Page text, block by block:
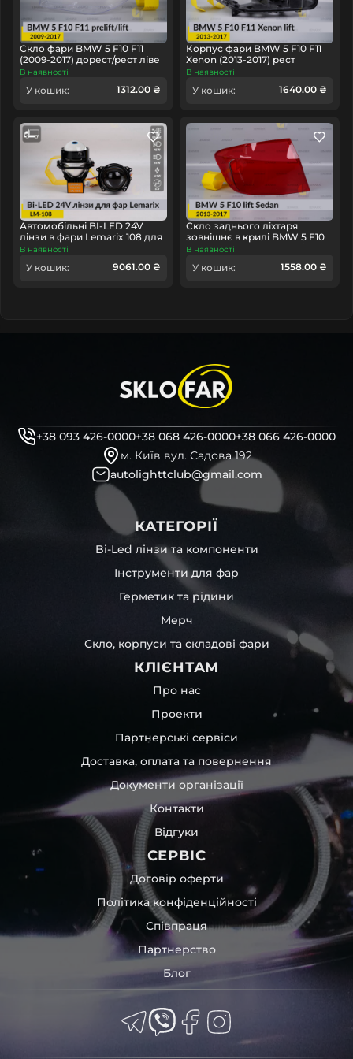
некоректної роботи, радимо купить світловод (кільце
світловода фари) замість нової оптики в зборі, це
заощадить ваш час та гроші!
Скло фари BMW 5 F10 F11
(2009-2017) дорест/рест ліве
В наявності
У кошик: 1312.00 ₴
Корпус фари BMW 5 F10 F11
Xenon (2013-2017) рест
правий
В наявності
У кошик: 1640.00 ₴
Автомобільні BI-LED 24V
лінзи в фари Lemarix 108 для
вантажних авто
В наявності
У кошик: 9061.00 ₴
Скло заднього ліхтаря
зовнішнє в крилі BMW 5 F10
Sedan (2013-2017) рест ліве
В наявності
У кошик: 1558.00 ₴
+38 093 426-0000+38 068 426-0000+38 066 426-0000
м. Київ вул. Садова 192
autolighttclub@gmail.com
КАТЕГОРІЇ
Bi-Led лінзи та компоненти
Інструменти для фар
Герметик та рідини
Мерч
Скло, корпуси та складові фари
КЛІЄНТАМ
Про нас
Проекти
Партнерські сервіси
Доставка, оплата та повернення
Документи організації
Контакти
Відгуки
СЕРВІС
Договір оферти
Політика конфіденційності
Співпраця
Партнерство
Блог